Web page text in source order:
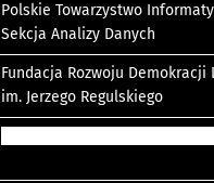
Polskie Towarzystwo
Sekcja Analizy Danych
Fundacja Rozwoju Demokracji
im. Jerzego Regulskiego